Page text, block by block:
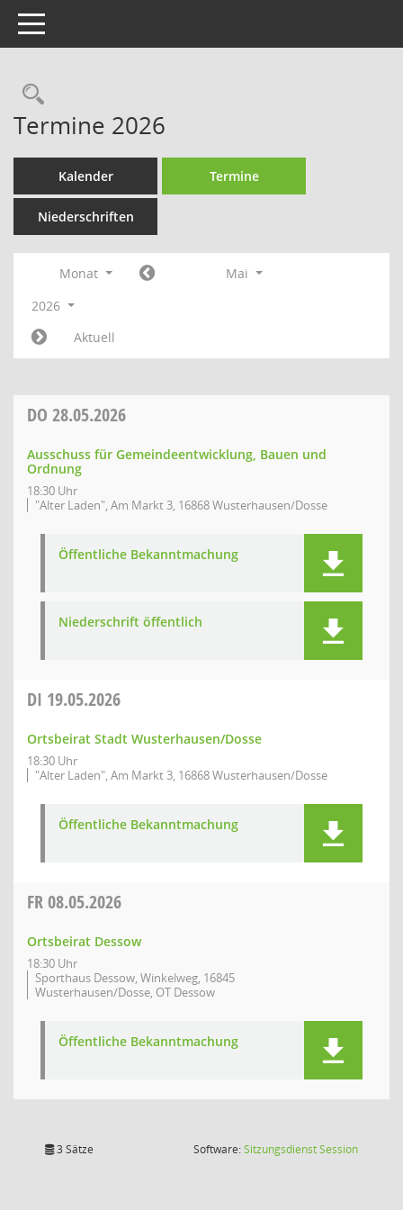
Toggle navigation
Rechercheauswahl
Termine 2026
Kalender Termine
Niederschriften
Monat
Mai
2026
Aktuell
DO 28.05.2026
Ausschuss für Gemeindeentwicklung, Bauen und
Ordnung
18:30 Uhr
"Alter Laden", Am Markt 3, 16868 Wusterhausen/Dosse
Öffentliche Bekanntmachung
Niederschrift öffentlich
DI 19.05.2026
Ortsbeirat Stadt Wusterhausen/Dosse
18:30 Uhr
"Alter Laden", Am Markt 3, 16868 Wusterhausen/Dosse
Öffentliche Bekanntmachung
FR08.05.2026
Ortsbeirat Dessow
18:30 Uhr
Sporthaus Dessow, Winkelweg, 16845
Wusterhausen/Dosse, OT Dessow
Öffentliche Bekanntmachung
3 Sätze Software:SitzungsdienstSession(Wird in